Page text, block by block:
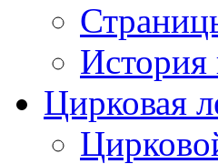
История
Цирковая